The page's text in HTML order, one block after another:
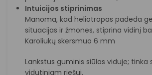
Intuicijos stiprinimas
Manoma, kad heliotropas padeda
situacijas ir žmones, stiprina vidinį
Karoliukų skersmuo 6 mm
Lankstus guminis siūlas viduje; tinka
vidutiniam riešui.